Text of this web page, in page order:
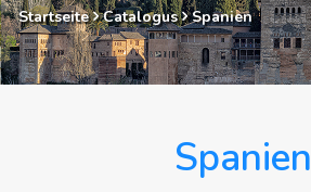
Startseite Catalogus Spanien
Spanien